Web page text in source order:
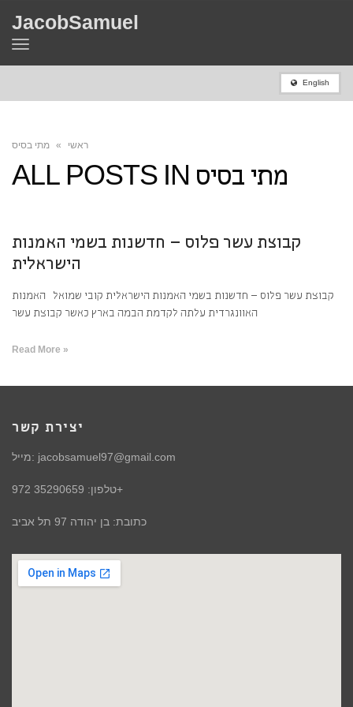
JacobSamuel
Toggle
English
ראשי » מתי בסיס
ALL POSTS IN מתי בסיס
קבוצת עשר פלוס – חדשנות בשמי האמנות
הישראלית
קבוצת עשר פלוס – חדשנות בשמי האמנות הישראלית קובי שמואל האמנות
האוונגרדית עלתה לקדמת הבמה בארץ כאשר קבוצת עשר
Read More »
יצירת קשר
מייל: jacobsamuel97@gmail.com
טלפון: 35290659 972+
כתובת: בן יהודה 97 תל אביב